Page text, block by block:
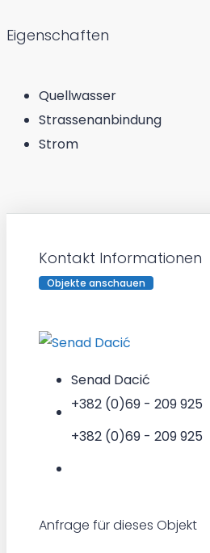
Eigenschaften
Quellwasser
Strassenanbindung
Strom
Kontakt Informationen
Objekte anschauen
Senad Dacić
+382 (0)69 - 209 925
+382 (0)69 - 209 925
Anfrage für dieses Objekt